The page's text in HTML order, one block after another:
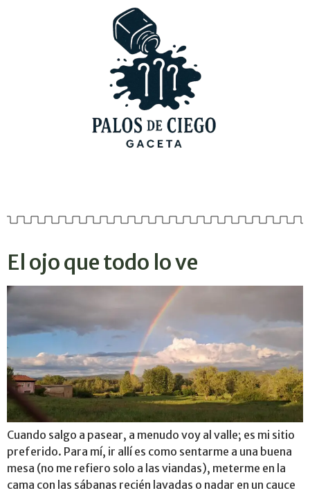
El ojo que todo lo ve
Cuando salgo a pasear, a menudo voy al valle; es mi sitio
preferido. Para mí, ir allí es como sentarme a una buena
mesa (no me refiero solo a las viandas), meterme en la
cama con las sábanas recién lavadas o nadar en un cauce